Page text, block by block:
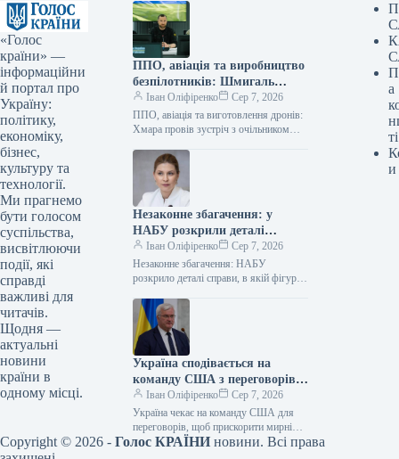
«Голос
країни» —
інформаційни
й портал про
Україну:
політику,
економіку,
бізнес,
культуру та
технології.
Ми прагнемо
бути голосом
суспільства,
висвітлюючи
події, які
справді
важливі для
читачів.
Щодня —
актуальні
новини
країни в
одному місці.
ППО, авіація та виробництво
безпілотників: Шмигаль
провів зустріч із британським
міністром оборони
Іван Оліфіренко
Сер 7, 2026
ППО, авіація та виготовлення дронів:
Хмара провів зустріч з очільником
06.08.2026 11:19 Укрінформ
Виконувач обов’язків міністра
оборони…
Незаконне збагачення: у
НАБУ розкрили деталі
справи, де фігурує
Стефанішина
Іван Оліфіренко
Сер 7, 2026
Незаконне збагачення: НАБУ
розкрило деталі справи, в якій фігурує
Укрінформ Національне
антикорупційне бюро України разом зі
Спеціалізованою…
Україна сподівається на
команду США з переговорів
для посилення мирних
ініціатив – Сибіга
Іван Оліфіренко
Сер 7, 2026
Україна чекає на команду США для
переговорів, щоб прискорити мирні
ініціативи – Сибіга 06.08.2026 12:42
а
ті
и
Copyright © 2026 - Голос КРАЇНИ новини. Всі права